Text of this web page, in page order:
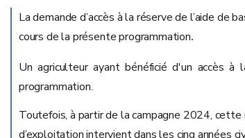
La demande d’accès à la réserve de l’aide de
cours de la présente programmation.
Un agriculteur ayant bénéficié d'un accès
programmation.
Toutefois, à partir de la campagne 2024,
d’exploitation intervient dans les cinq années